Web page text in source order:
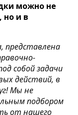
можно не
но и в
представлена
собой задачи
действий, в
Мы не
подбором
от нашего